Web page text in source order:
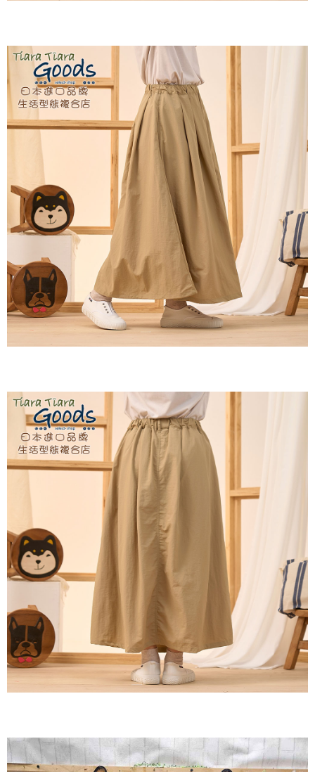
３．未成年的使用者請事先徵得法定代理人或監護人之同意方可使用
「AFTEE先享後付」，若未經同意申辦者引起之損失，本公司不負相關責
任。
４．使用「AFTEE先享後付」時，將依據個別帳號之用戶狀況，依本公司即
時審查核予不同之上限額度；若仍有額度不足之情形，本公司將視審查結果
請求用戶進行身份認證。
５．嚴禁一人註冊多個帳號或使用他人資訊註冊。若發現惡意使用之情形，
恩沛科技股份有限公司將有權停止該用戶之使用額度並採取法律行動。